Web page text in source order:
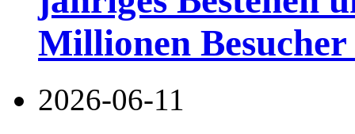
Millionen Besucher
2026-06-11